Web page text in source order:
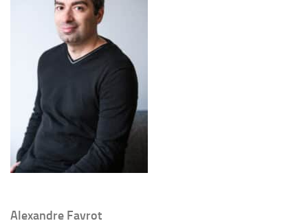
Alexandre Favrot